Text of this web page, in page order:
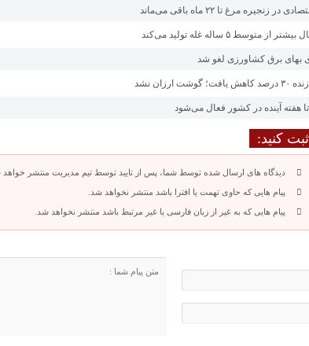
زنجیره مرغ تا ۲۲ ماه باقی می‌ماند
متوسط ۵ ساله غله تولید می‌کند
بهای برق کشاورزی لغو شد
ارزان نشد
هفته آینده در کشور فعال می‌شود
کنید:
دیدگاه های ارسال شده توسط شما، پس از تایید توسط تیم مدیریت منتشر خواهد
پیام هایی که حاوی تهمت یا افترا باشد منتشر نخواهد شد.
پیام هایی که به غیر از زبان فارسی یا غیر مرتبط باشد منتشر نخواهد شد.